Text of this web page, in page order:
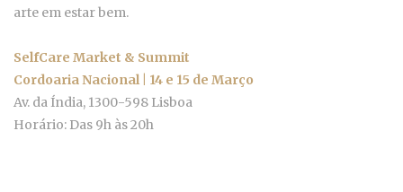
arte em estar bem.
SelfCare Market & Summit
Cordoaria Nacional | 14 e 15 de Março
Av. da Índia, 1300-598 Lisboa
Horário: Das 9h às 20h